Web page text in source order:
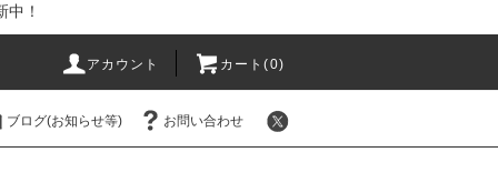
！
アカウント カート(0)
ブログ(お知らせ等) お問い合わせ